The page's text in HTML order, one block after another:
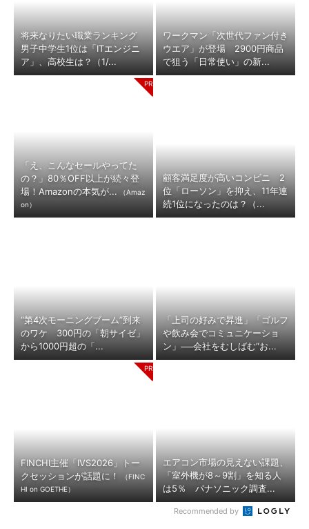
将来なりたい職業ランキング
男子中学生1位は「ITエンジニ
ア」、高校生は？（1/...
ワークマン「次世代ファン付き
ウエア」が登場 2900円商品
で狙う「日常使い」の新...
「え、こんなセールやってた
の？」80％OFF以上が続々登
場！Amazonの本気が...
（Amaz
on）
顧客満足度が高いコンビニ 2
位「ローソン」を抑え、11年連
続1位になったのは？（...
“第4次モーニングブーム”到来
のワケ 300円の「朝サイゼ」
から1000円超の「...
「上司の好みで昇進」「ゴルフ
や飲み会でコミュニケーショ
ン」──会社をむしばむ“お...
FINCHI主催「IVS2026」トー
クセッションが話題に！
（FINC
HI on GOETHE）
エアコン市場の見えない課題、
「室外機が8～9割」を知る人
は5％ パナソニック調査...
Recommended by